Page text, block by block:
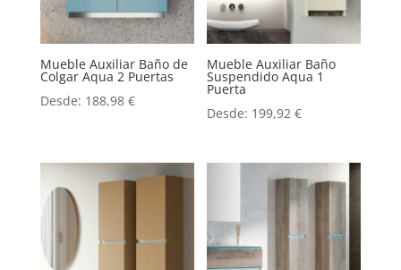
Mueble Auxiliar Baño de
Colgar Aqua 2 Puertas
Desde: 188,98 €
Mueble Auxiliar Baño
Suspendido Aqua 1
Puerta
Desde: 199,92€